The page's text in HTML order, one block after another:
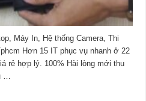
Máy In, Hệ thống Camera, Thi
Hơn 15 IT phục vụ nhanh ở 22
rẻ hợp lý. 100% Hài lòng mới thu
…